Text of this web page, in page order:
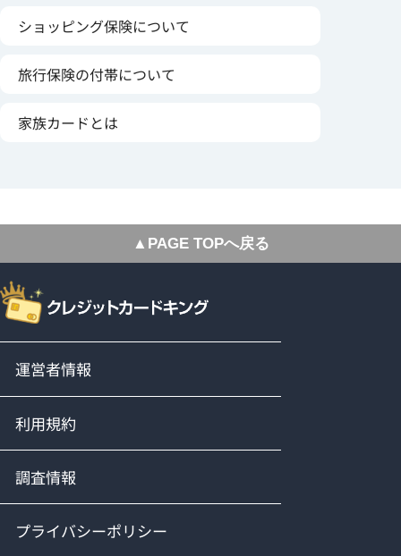
ショッピング保険について
旅行保険の付帯について
家族カードとは
▲PAGE TOPへ戻る
運営者情報
利用規約
調査情報
プライバシーポリシー